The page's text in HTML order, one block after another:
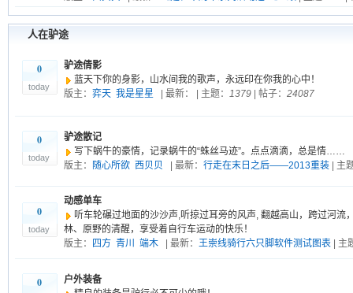
人在驴途
0
today
驴途倩影
蓝天下你的身影，山水间我的歌声，永远印在你我的心中！
版主： 弈天 我是星星 | 最新： | 主题： 1379| 帖子： 24087
0
today
驴途散记
写下蜗牛的豪情，记录蜗牛的“蛛丝马迹”。点点滴滴，总是情……
版主：
随心所欲 西贝贝 | 最新： 行走在末日之后——2013重装| 主
0
today
动感单车
听车轮碾过地面的沙沙声,听掠过耳旁的风声, 翻越高山，跨过河流
林、原野的清醒，享受着自行车运动的快乐！
版主：
四方 青川 端木| 最新： 王崇线骑行六只脚软件测试图表| 主
0
户外装备